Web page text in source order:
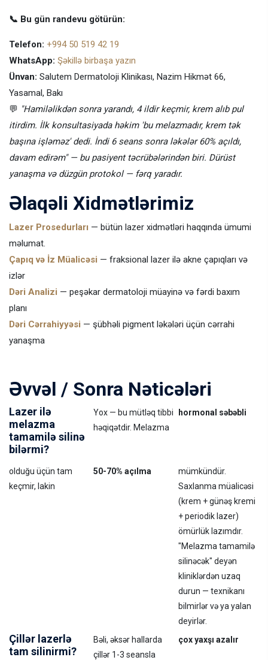
📞 Bu gün randevu götürün:
Telefon: +994 50 519 42 19
WhatsApp: Şəkillə birbaşa yazın
Ünvan: Salutem Dermatoloji Klinikası, Nazim Hikmət 66,
Yasamal, Bakı
💬 "Hamiləlikdən sonra yarandı, 4 ildir keçmir, krem alıb pul
itirdim. İlk konsultasiyada həkim 'bu melazmadır, krem tək
başına işləməz' dedi. İndi 6 seans sonra ləkələr 60% açıldı,
davam edirəm" — bu pasiyent təcrübələrindən biri. Dürüst
yanaşma və düzgün protokol — fərq yaradır.
Əlaqəli Xidmətlərimiz
Lazer Prosedurları — bütün lazer xidmətləri haqqında ümumi
məlumat.
Çapıq və İz Müalicəsi — fraksional lazer ilə akne çapıqları və
izlər
Dəri Analizi — peşəkar dermatoloji müayinə və fərdi baxım
planı
Dəri Cərrahiyyəsi — şübhəli pigment ləkələri üçün cərrahi
yanaşma
Əvvəl / Sonra Nəticələri
Lazer ilə
melazma
tamamilə silinə
bilərmi?
Yox — bu mütləq tibbi
həqiqətdir. Melazma
hormonal səbəbli
olduğu üçün tam
keçmir, lakin
50-70% açılma
mümkündür.
Saxlanma müalicəsi
(krem + günəş kremi
+ periodik lazer)
ömürlük lazımdır.
"Melazma tamamilə
silinəcək" deyən
kliniklərdən uzaq
durun — texnikanı
bilmirlər və ya yalan
deyirlər.
Çillər lazerlə
tam silinirmi?
Bəli, əksər hallarda
çillər 1-3 seansla
çox yaxşı azalır